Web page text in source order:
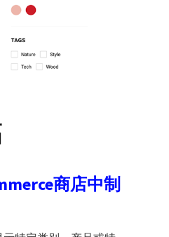
商店中制